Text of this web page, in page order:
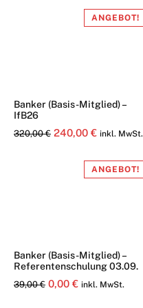
ist:
ANGEBOT!
Banker (Basis-Mitglied) –
IfB26
320,00€ Ursprünglicher
240,00 €Aktueller
ist:
inkl. MwSt.
ANGEBOT!
Banker (Basis-Mitglied) –
Referentenschulung 03.09.
39,00€ Ursprünglicher
0,00 €Aktueller
inkl. MwSt.